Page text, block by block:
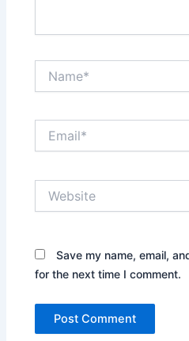
Save my name, email,
for the next time I comment.